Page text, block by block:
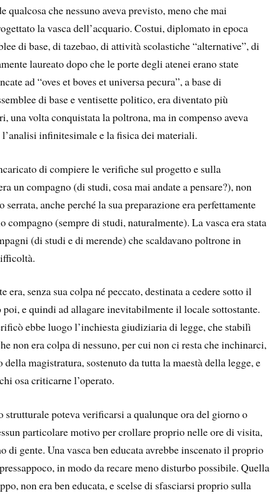
qualcosa che nessuno aveva previsto, meno che mai
la vasca dell’acquario. Costui, diplomato in epoca
di base, di tazebao, di attività scolastiche “alternative”, di
laureato dopo che le porte degli atenei erano state
ad “oves et boves et universa pecura”, a base di
di base e ventisette politico, era diventato più
una volta conquistata la poltrona, ma in compenso aveva
infinitesimale e la fisica dei materiali.
di compiere le verifiche sul progetto e sulla
un compagno (di studi, cosa mai andate a pensare?), non
anche perché la sua preparazione era perfettamente
compagno (sempre di studi, naturalmente). La vasca era stata
(di studi e di merende) che scaldavano poltrone in
era, senza sua colpa né peccato, destinata a cedere sotto il
poi, e quindi ad allagare inevitabilmente il locale sottostante.
ebbe luogo l’inchiesta giudiziaria di legge, che stabilì
non era colpa di nessuno, per cui non ci resta che inchinarci,
della magistratura, sostenuto da tutta la maestà della legge, e
osa criticarne l’operato.
strutturale poteva verificarsi a qualunque ora del giorno o
particolare motivo per crollare proprio nelle ore di visita,
di gente. Una vasca ben educata avrebbe inscenato il proprio
in modo da recare meno disturbo possibile. Quella
non era ben educata, e scelse di sfasciarsi proprio sulla